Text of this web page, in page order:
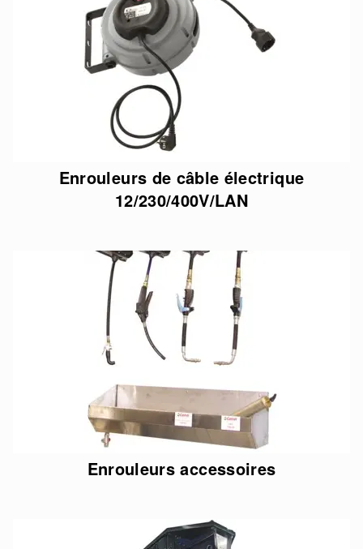
Enrouleurs de câble électrique
12/230/400V/LAN
Enrouleurs accessoires